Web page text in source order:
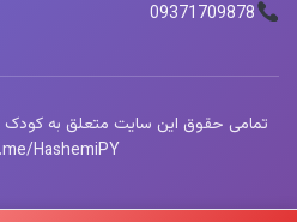
09371709878
تمامی حقوق این سایت متعلق به
HashemiPY